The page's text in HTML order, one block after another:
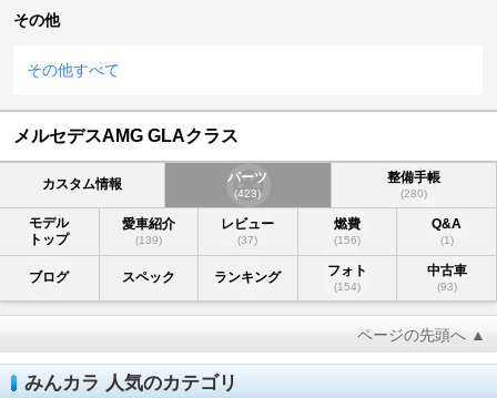
その他
その他すべて
メルセデスAMG GLAクラス
カスタム情報 パーツ
(423)
整備手帳
(280)
モデル
トップ
愛車紹介
(139)
レビュー
(37)
燃費
(156)
Q&A
(1)
ブログ スペック ランキング フォト
(154)
中古車
(93)
ページの先頭へ ▲
みんカラ 人気のカテゴリ